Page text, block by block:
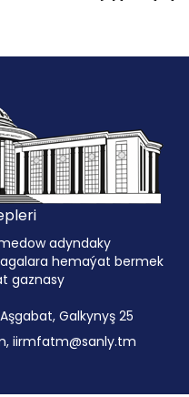
adyndaky
hemaýat bermek
gaznasy
Galkynyş 25
iirmfatm@sanly.tm